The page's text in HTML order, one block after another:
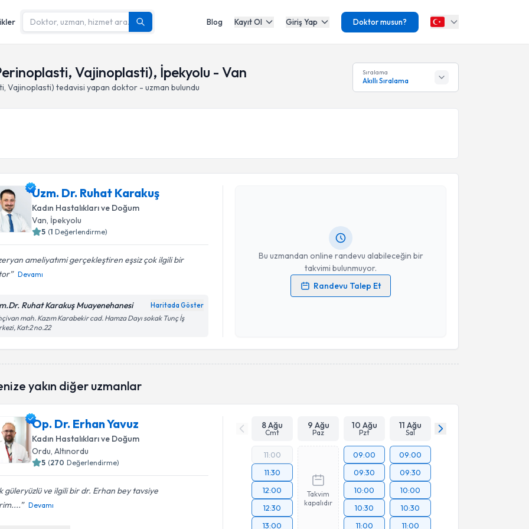
Blog Kayıt Ol Giriş Yap Doktor musun?
Vajinoplasti), İpekyolu - Van
Vajinoplasti) tedavisi yapan doktor - uzman bulundu
Sıralama
Akıllı Sıralama
Uzm. Dr. Ruhat Karakuş
Kadın Hastalıkları ve Doğum
Van, İpekyolu
5 (1 Değerlendirme)
ameliyatımi gerçekleştiren eşsiz çok ilgili bir
Devamı
Ruhat Karakuş Muayenehanesi Haritada Göster
mah. Kazım Karabekir cad. Hamza Dayı sokak Tunç İş
Kat:2 no.22
Bu uzmandan online randevu alabileceğin bir
takvimi bulunmuyor.
Randevu Talep Et
Kişisel verilerimin işlenmesine ilişkinAydınlatma Metni
yakın diğer uzmanlar
Op. Dr. Erhan Yavuz
Kadın Hastalıkları ve Doğum
Ordu, Altınordu
5 (270 Değerlendirme)
güleryüzlü ve ilgili bir dr. Erhan bey tavsiye
Devamı
8 Ağu
Cmt
9 Ağu
Paz
10 Ağu
Pzt
11 Ağu
Sal
11:00
11:30
12:00
12:30
13:00
Takvim
kapalıdır
09:00
09:30
10:00
10:30
11:00
09:00
09:30
10:00
10:30
11:00